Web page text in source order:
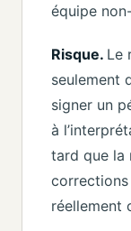
équipe
Risque. Le
seulement
signer un
à
tard que la
corrections
réellement